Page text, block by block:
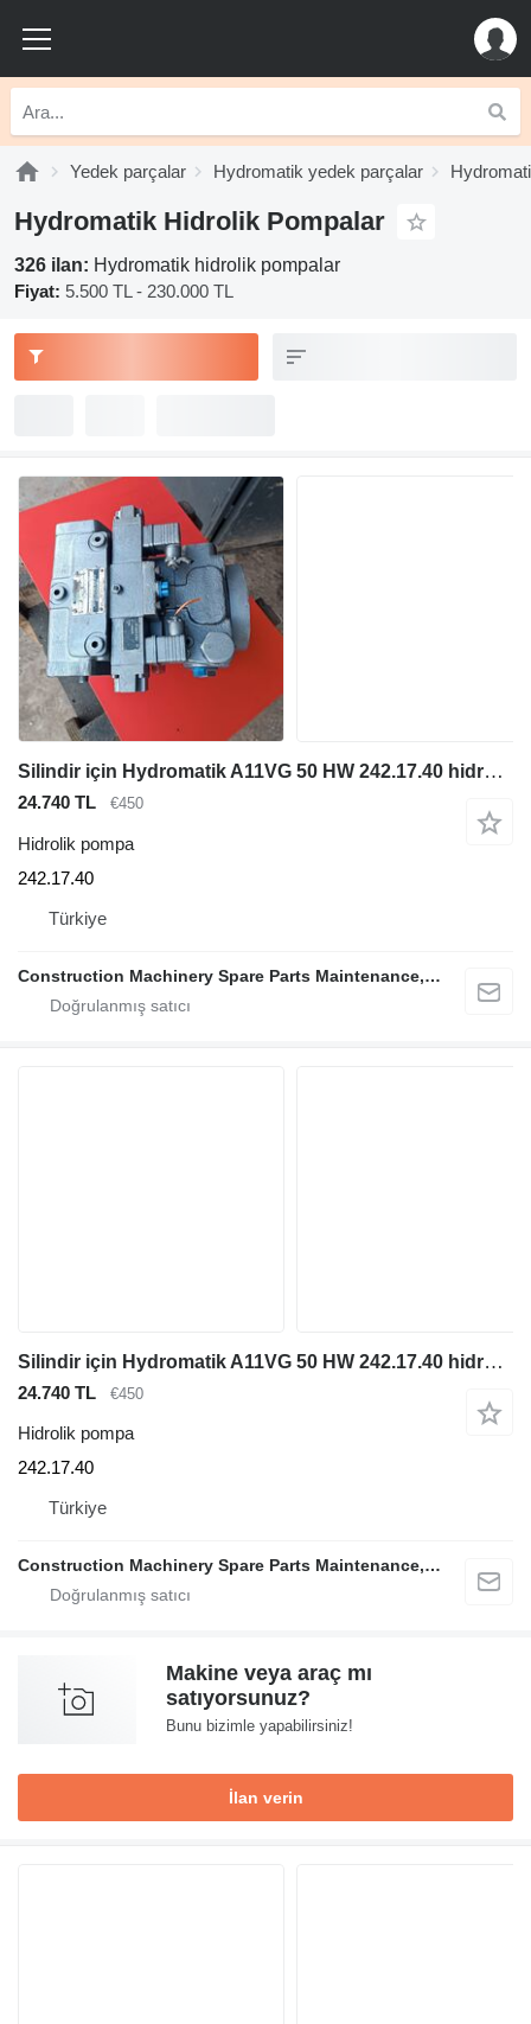
Yedek parçalar Hydromatik yedek parçalar
Hydromatik Hidrolik Pompalar
326 ilan: Hydromatik hidrolik pompalar
Fiyat: 5.500 TL - 230.000 TL
Silindir için Hydromatik A11VG 50 HW 242.17.40 hidrolik pompa
24.740 TL €450
Hidrolik pompa
242.17.40
Türkiye
Construction Machinery Spare Parts Maintenance, Repair and Sales Company
Silindir için Hydromatik A11VG 50 HW 242.17.40 hidrolik pompa
24.740 TL €450
Hidrolik pompa
242.17.40
Türkiye
Construction Machinery Spare Parts Maintenance, Repair and Sales Company
Makine veya araç mı
satıyorsunuz?
Bunu bizimle yapabilirsiniz!
İlan verin